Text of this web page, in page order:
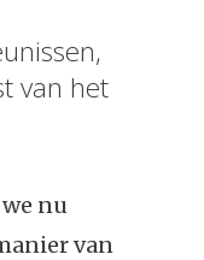
van het
nu
van